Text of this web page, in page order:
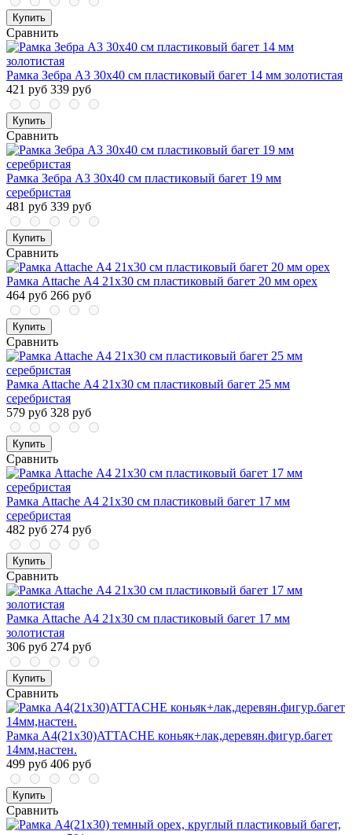
Купить
Сравнить
Рамка Зебра А3 30х40 см пластиковый багет 14 мм золотистая
421 руб 339 руб
Купить
Сравнить
Рамка Зебра А3 30х40 см пластиковый багет 19 мм
серебристая
481 руб 339 руб
Купить
Сравнить
Рамка Attache А4 21х30 см пластиковый багет 20 мм орех
464 руб 266 руб
Купить
Сравнить
Рамка Attache А4 21х30 см пластиковый багет 25 мм
серебристая
579 руб 328 руб
Купить
Сравнить
Рамка Attache А4 21х30 см пластиковый багет 17 мм
серебристая
482 руб 274 руб
Купить
Сравнить
Рамка Attache А4 21х30 см пластиковый багет 17 мм
золотистая
306 руб 274 руб
Купить
Сравнить
Рамка А4(21х30)ATTACHE коньяк+лак,деревян.фигур.багет
14мм,настен.
499 руб 406 руб
Купить
Сравнить